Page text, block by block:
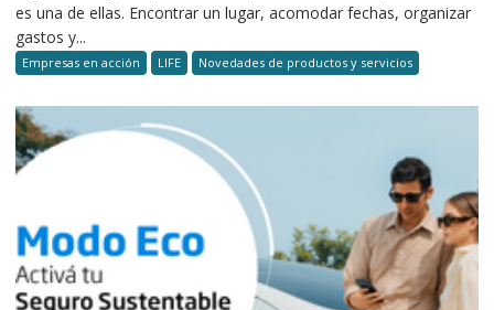
es una de ellas. Encontrar un lugar, acomodar fechas, organizar
gastos y...
Empresas en acción LIFE Novedades de productos y servicios